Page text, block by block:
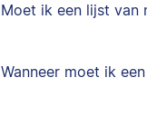
Moet ik een lijst van
Wanneer moet ik